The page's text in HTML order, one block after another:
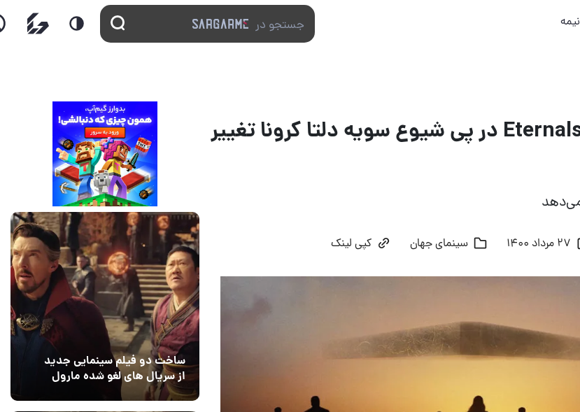
نحوه انتشار فیلم Eternals در پی شیوع سویه دلتا کرونا تغییر
27 مرداد 1400 سینمای جهان کپی لینک
14 مرداد 1405
ساخت دو فیلم سینمایی جدید
از سریال های لغو شده مارول
۰